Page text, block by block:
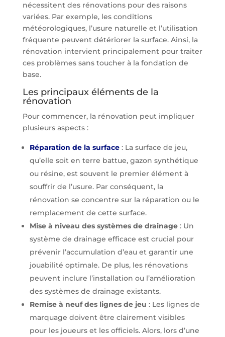
nécessitent des rénovations pour des raisons
variées. Par exemple, les conditions
météorologiques, l’usure naturelle et l’utilisation
fréquente peuvent détériorer la surface. Ainsi, la
rénovation intervient principalement pour traiter
ces problèmes sans toucher à la fondation de
base.
Les principaux éléments de la
rénovation
Pour commencer, la rénovation peut impliquer
plusieurs aspects :
Réparation de la surface : La surface de jeu,
qu’elle soit en terre battue, gazon synthétique
ou résine, est souvent le premier élément à
souffrir de l’usure. Par conséquent, la
rénovation se concentre sur la réparation ou le
remplacement de cette surface.
Mise à niveau des systèmes de drainage: Un
système de drainage efficace est crucial pour
prévenir l’accumulation d’eau et garantir une
jouabilité optimale. De plus, les rénovations
peuvent inclure l’installation ou l’amélioration
des systèmes de drainage existants.
Remise à neuf des lignes de jeu : Les lignes de
marquage doivent être clairement visibles
pour les joueurs et les officiels. Alors, lors d’une